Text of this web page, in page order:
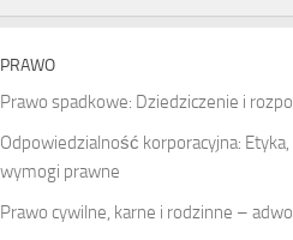
PRAWO
Prawo spadkowe: Dziedziczenie i
Odpowiedzialność korporacyjna:
wymogi prawne
Prawo cywilne, karne i rodzinne –